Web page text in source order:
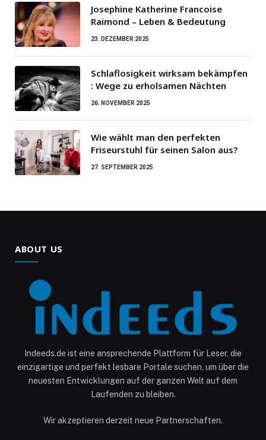
Josephine Katherine Francoise
Raimond – Leben & Bedeutung
23. DEZEMBER 2025
Schlaflosigkeit wirksam bekämpfen
: Wege zu erholsamen Nächten
26. NOVEMBER 2025
Wie wählt man den perfekten
Friseurstuhl für seinen Salon aus?
27. SEPTEMBER 2025
ABOUT US
Indeeds.de ist eine ansprechende Plattform für Leser, die
einzigartige und perfekt lesbare Portale suchen, um über die
neuesten Entwicklungen auf der ganzen Welt auf dem
Laufenden zu bleiben.
Wir akzeptieren derzeit neue Partnerschaften.